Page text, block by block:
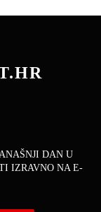
DAN U
IZRAVNO NA E-